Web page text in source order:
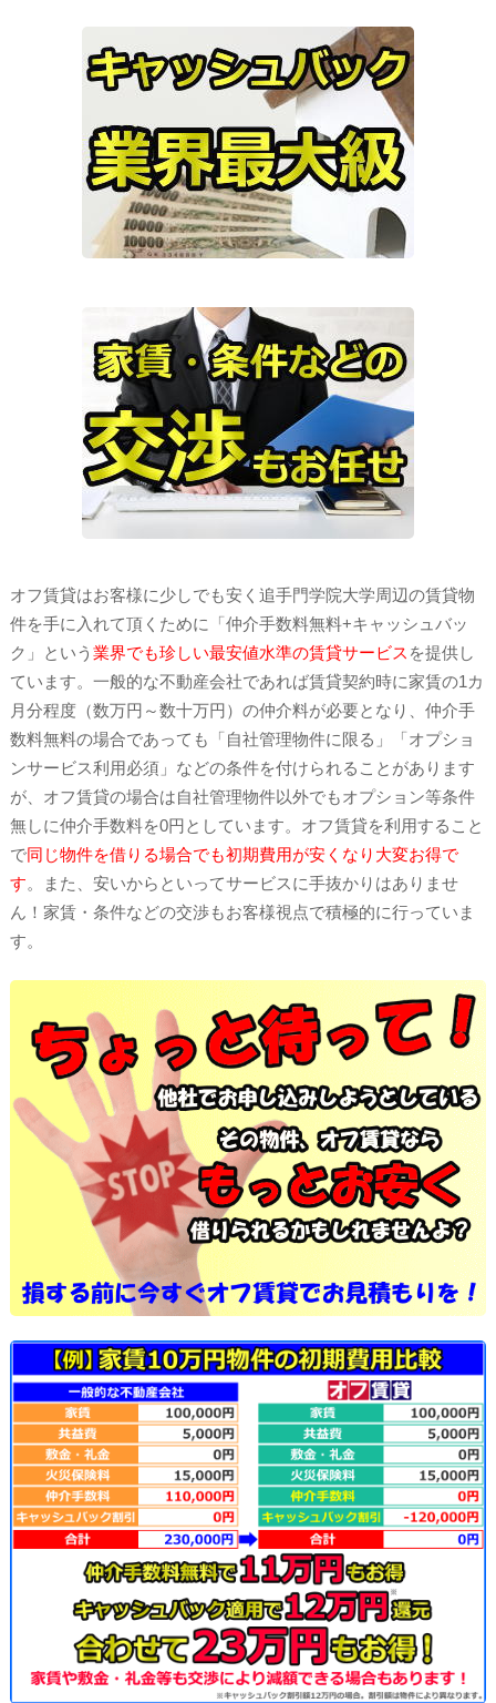
オフ賃貸はお客様に少しでも安く追手門学院大学周辺の賃貸物
件を手に入れて頂くために「仲介手数料無料+キャッシュバッ
ク」という 業界でも珍しい最安値水準の賃貸サービス を提供し
ています。一般的な不動産会社であれば賃貸契約時に家賃の1カ
月分程度（数万円～数十万円）の仲介料が必要となり、仲介手
数料無料の場合であっても「自社管理物件に限る」「オプショ
ンサービス利用必須」などの条件を付けられることがあります
が、オフ賃貸の場合は自社管理物件以外でもオプション等条件
無しに仲介手数料を0円としています。オフ賃貸を利用すること
で同じ物件を借りる場合でも初期費用が安くなり大変お得で
す。また、安いからといってサービスに手抜かりはありませ
ん！家賃・条件などの交渉もお客様視点で積極的に行っていま
す。